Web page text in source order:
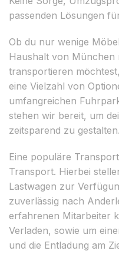
passenden Lösungen
Ob du nur wenige
Haushalt von München
transportieren
eine Vielzahl von
umfangreichen
stehen wir bereit, um
zeitsparend zu gestalten.
Eine populäre
Transport. Hierbei
Lastwagen zur
zuverlässig nach
erfahrenen Mitarbeiter
Verladen, sowie um
und die Entladung am